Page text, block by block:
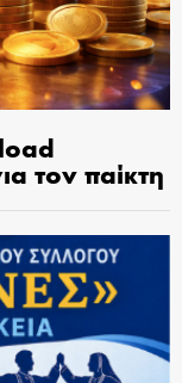
τον παίκτη